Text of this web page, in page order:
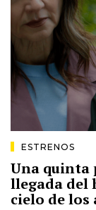
ESTRENOS
Una quinta
llegada del
cielo de los